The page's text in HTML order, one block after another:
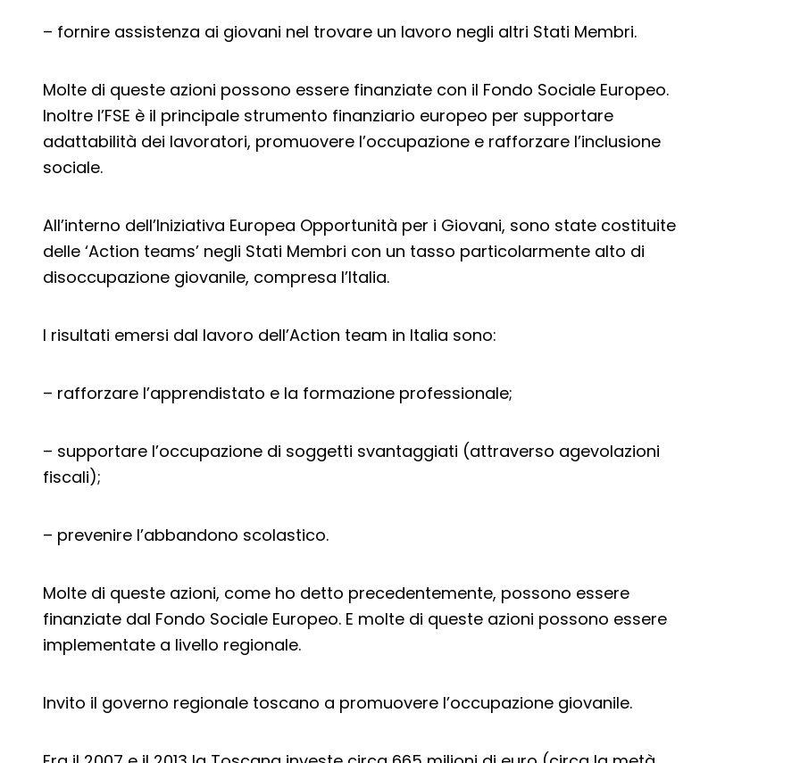
– fornire assistenza ai giovani nel trovare un lavoro negli altri Stati Membri.
Molte di queste azioni possono essere finanziate con il Fondo Sociale Europeo.
Inoltre l’FSE è il principale strumento finanziario europeo per supportare
adattabilità dei lavoratori, promuovere l’occupazione e rafforzare l’inclusione
sociale.
All’interno dell’Iniziativa Europea Opportunità per i Giovani, sono state costituite
delle ‘Action teams’ negli Stati Membri con un tasso particolarmente alto di
disoccupazione giovanile, compresa l’Italia.
I risultati emersi dal lavoro dell’Action team in Italia sono:
– rafforzare l’apprendistato e la formazione professionale;
– supportare l’occupazione di soggetti svantaggiati (attraverso agevolazioni
fiscali);
– prevenire l’abbandono scolastico.
Molte di queste azioni, come ho detto precedentemente, possono essere
finanziate dal Fondo Sociale Europeo. E molte di queste azioni possono essere
implementate a livello regionale.
Invito il governo regionale toscano a promuovere l’occupazione giovanile.